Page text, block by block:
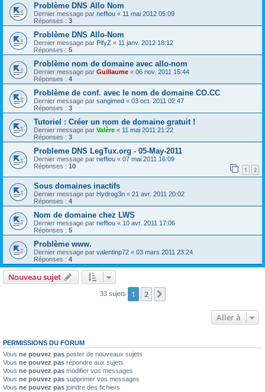
Problème DNS Allo Nom
Dernier message par neffiou « 11 mai 2012 05:09
Réponses : 3
Problème DNS Allo-Nom
Dernier message par PifyZ « 11 janv. 2012 18:12
Réponses : 5
Problème nom de domaine avec allo-nom
Dernier message par Guillaume « 06 nov. 2011 15:44
Réponses : 4
Problème de conf. avec le nom de domaine CO.CC
Dernier message par sangimed « 03 oct. 2011 02:47
Réponses : 3
Tutoriel : Créer un nom de domaine gratuit !
Dernier message par Valère « 11 mai 2011 21:22
Réponses : 3
Probleme DNS LegTux.org - 05-May-2011
Dernier message par neffiou « 07 mai 2011 16:09
Réponses : 10 1 2
Sous domaines inactifs
Dernier message par Hydrog3n « 21 avr. 2011 20:02
Réponses : 4
Nom de domaine chez LWS
Dernier message par neffiou « 10 avr. 2011 17:06
Réponses : 5
Problème www.
Dernier message par valentinp72 « 03 mars 2011 23:24
Réponses : 4
Nouveau sujet
33 sujets 1 2
Aller à
PERMISSIONS DU FORUM
Vous ne pouvez pas poster de nouveaux sujets
Vous ne pouvez pas répondre aux sujets
Vous ne pouvez pas modifier vos messages
Vous ne pouvez pas supprimer vos messages
Vous ne pouvez pas joindre des fichiers